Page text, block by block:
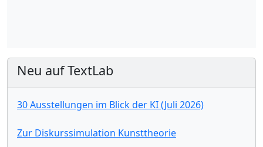
Neu auf TextLab
30 Ausstellungen im Blick der KI (Juli 2026)
Zur Diskurssimulation Kunsttheorie